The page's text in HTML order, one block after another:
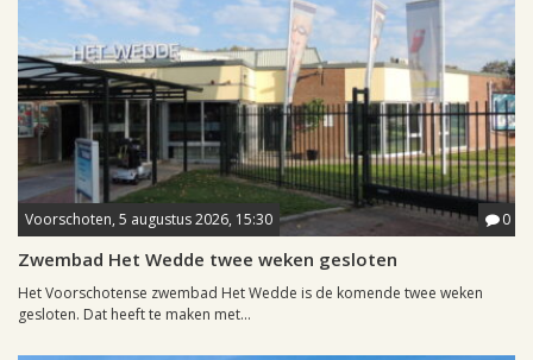
Voorschoten, 5 augustus 2026, 15:30 0
Zwembad Het Wedde twee weken gesloten
Het Voorschotense zwembad Het Wedde is de komende twee weken
gesloten. Dat heeft te maken met...